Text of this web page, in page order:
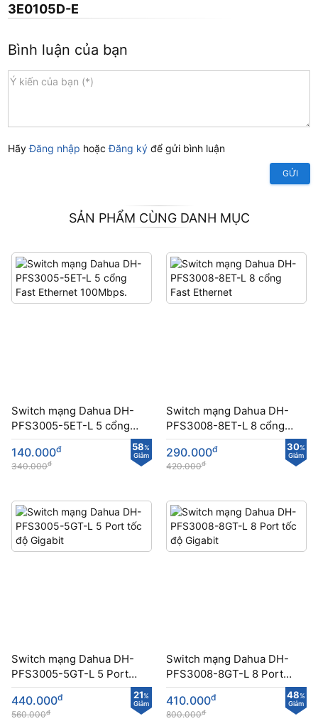
3E0105D-E
Bình luận của bạn
HãyĐăng nhập hoặcĐăng ký để gửi bình luận
GỬI
SẢN PHẨM CÙNG DANH MỤC
Switch mạng Dahua DH-
PFS3005-5ET-L 5 cổng
Fast Ethernet 100Mbps. 58%
Giảm
140.000đ
340.000đ
Switch mạng Dahua DH-
PFS3008-8ET-L 8 cổng
Fast Ethernet
30%
Giảm
290.000đ
420.000đ
Switch mạng Dahua DH-
PFS3005-5GT-L 5 Port
tốc độ Gigabit
21%
Giảm
440.000đ
560.000đ
Switch mạng Dahua DH-
PFS3008-8GT-L 8 Port
tốc độ Gigabit
48%
Giảm
410.000đ
800.000đ